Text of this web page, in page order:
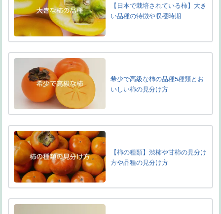
【日本で栽培されている柿】大き
い品種の特徴や収穫時期
希少で高級な柿の品種5種類とお
いしい柿の見分け方
【柿の種類】渋柿や甘柿の見分け
方や品種の見分け方